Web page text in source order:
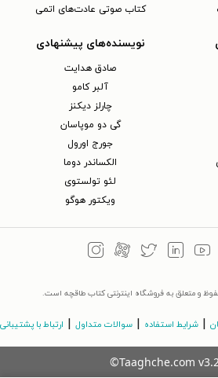
کتاب صوتی عادت‌های اتمی
نویسنده‌های پیشنهادی
صادق هدایت
آلبر کامو
چارلز دیکنز
گی دو موپاسان
جورج اورول
الکساندر دوما
لئو تولستوی
ویکتور هوگو
و متعلق به فروشگاه اینترنتی کتاب طاقچه است.
شرایط استفاده سوالات متداول ارتباط با پشتیبانی
©Taaghche.com v